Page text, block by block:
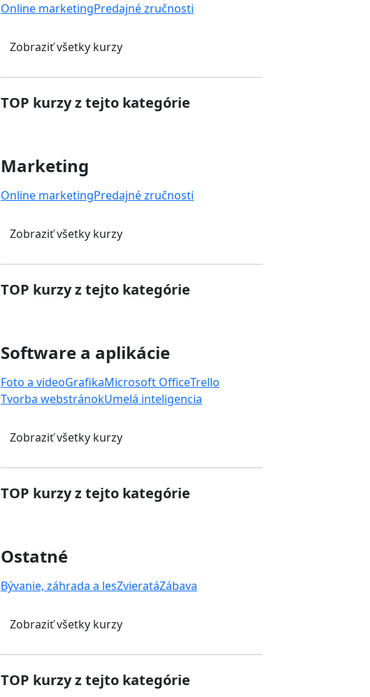
Online marketingPredajné zručnosti
Zobraziť všetky kurzy
TOP kurzy z tejto kategórie
Marketing
Online marketingPredajné zručnosti
Zobraziť všetky kurzy
TOP kurzy z tejto kategórie
Software a aplikácie
Foto a videoGrafikaMicrosoft OfficeTrello
Tvorba webstránokUmelá inteligencia
Zobraziť všetky kurzy
TOP kurzy z tejto kategórie
Ostatné
Bývanie, záhrada a lesZvieratáZábava
Zobraziť všetky kurzy
TOP kurzy z tejto kategórie